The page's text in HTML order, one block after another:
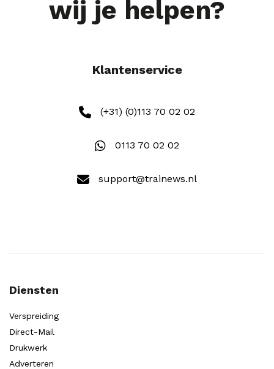
wij je helpen?
Klantenservice
(+31) (0)113 70 02 02
0113 70 02 02
support@trainews.nl
Diensten
Verspreiding
Direct-Mail
Drukwerk
Adverteren